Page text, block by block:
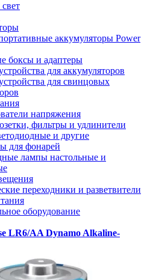
аккумуляторы Power
боксы и адаптеры
для аккумуляторов
для свинцовых
напряжения
фильтры и удлинители
и другие
для фонарей
лампы настольные и
переходники и разветвители
оборудование
LR6/AA Dynamo Alkaline-